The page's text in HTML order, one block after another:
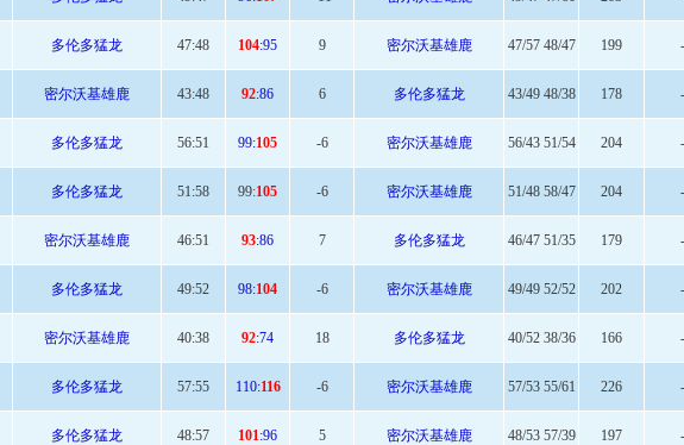
多伦多猛龙 47:48 104:95 9 密尔沃基雄鹿 47/57 48/47 199 -
密尔沃基雄鹿 43:48 92:86 6 多伦多猛龙 43/49 48/38 178 -
多伦多猛龙 56:51 99:105 -6 密尔沃基雄鹿 56/43 51/54 204 -
多伦多猛龙 51:58 99:105 -6 密尔沃基雄鹿 51/48 58/47 204 -
密尔沃基雄鹿 46:51 93:86 7 多伦多猛龙 46/47 51/35 179 -
多伦多猛龙 49:52 98:104 -6 密尔沃基雄鹿 49/49 52/52 202 -
密尔沃基雄鹿 40:38 92:74 18 多伦多猛龙 40/52 38/36 166 -
多伦多猛龙 57 :55 110:116 -6 密尔沃基雄鹿 57/53 55/61 226 -
多伦多猛龙 48:57 101:96 5 密尔沃基雄鹿 48/53 57/39 197 -